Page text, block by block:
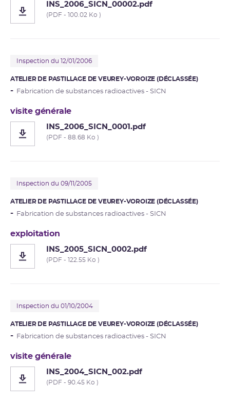
INS_2006_SICN_00002.pdf
(PDF - 100.02 Ko )
Inspection du 12/01/2006
ATELIER DE PASTILLAGE DE VEUREY-VOROIZE (DÉCLASSÉE)
Fabrication de substances radioactives - SICN
visite générale
INS_2006_SICN_0001.pdf
(PDF - 88.68 Ko )
Inspection du 09/11/2005
ATELIER DE PASTILLAGE DE VEUREY-VOROIZE (DÉCLASSÉE)
Fabrication de substances radioactives - SICN
exploitation
INS_2005_SICN_0002.pdf
(PDF - 122.55 Ko )
Inspection du 01/10/2004
ATELIER DE PASTILLAGE DE VEUREY-VOROIZE (DÉCLASSÉE)
Fabrication de substances radioactives - SICN
visite générale
INS_2004_SICN_002.pdf
(PDF - 90.45 Ko )